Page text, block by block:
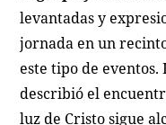
levantadas y
jornada en un
este tipo de
describió el
luz de Cristo sigue